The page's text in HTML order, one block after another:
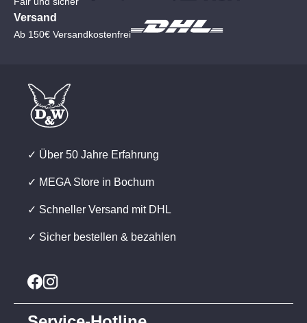
Versand
Ab 150€ Versandkostenfrei
✓ Über 50 Jahre Erfahrung
✓ MEGA Store in Bochum
✓ Schneller Versand mit DHL
✓ Sicher bestellen & bezahlen